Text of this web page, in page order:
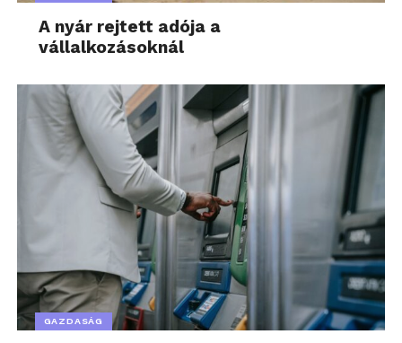
A nyár rejtett adója a
vállalkozásoknál
GAZDASÁG